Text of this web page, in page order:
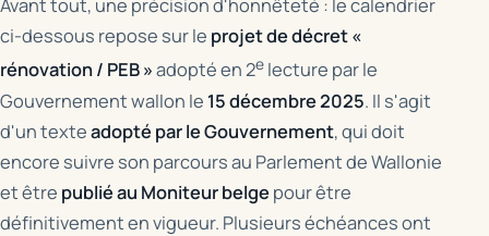
Avant tout, une précision d'honnêteté : le calendrier
ci-dessous repose sur le projet de décret «
rénovation / PEB »adopté en 2e lecture par le
Gouvernement wallon le 15 décembre 2025. Il s'agit
d'un texteadopté par le Gouvernement, qui doit
encore suivre son parcours au Parlement de Wallonie
et être publié au Moniteur belgepour être
définitivement en vigueur. Plusieurs échéances ont